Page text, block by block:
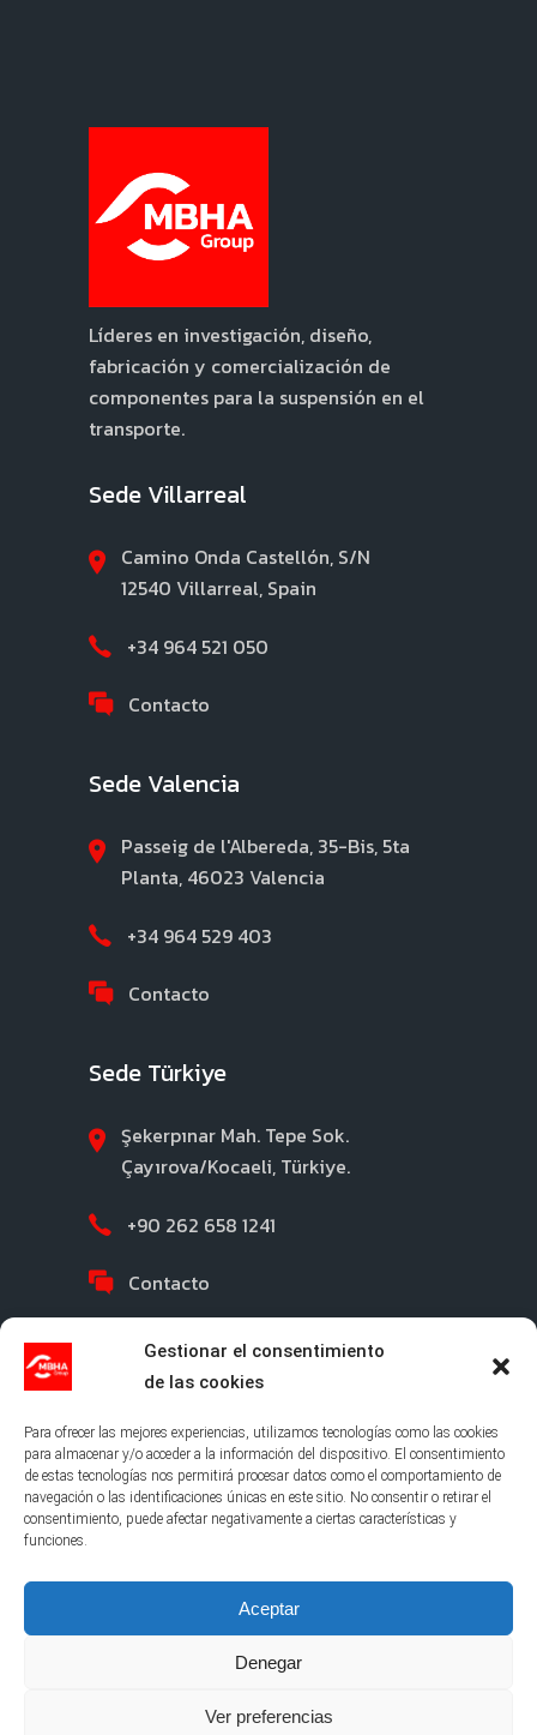
Gestionar el consentimiento
de las cookies
Para ofrecer las mejores experiencias, utilizamos tecnologías como las cookies
para almacenar y/o acceder a la información del dispositivo. El consentimiento
de estas tecnologías nos permitirá procesar datos como el comportamiento de
navegación o las identificaciones únicas en este sitio. No consentir o retirar el
consentimiento, puede afectar negativamente a ciertas características y
funciones.
Aceptar
Denegar
Ver preferencias
Líderes en investigación, diseño,
fabricación y comercialización de
componentes para la suspensión en el
transporte.
Sede Villarreal
Camino Onda Castellón, S/N
12540 Villarreal, Spain
+34 964 521 050
Contacto
Sede Valencia
Passeig de l'Albereda, 35-Bis, 5ta
Planta, 46023 Valencia
+34 964 529 403
Contacto
Sede Türkiye
Şekerpınar Mah. Tepe Sok.
Çayırova/Kocaeli, Türkiye.
+90 262 658 1241
Contacto
©2026 MBHA |Política de Privacidad|Aviso
Legal|Cookies|Canal Ético